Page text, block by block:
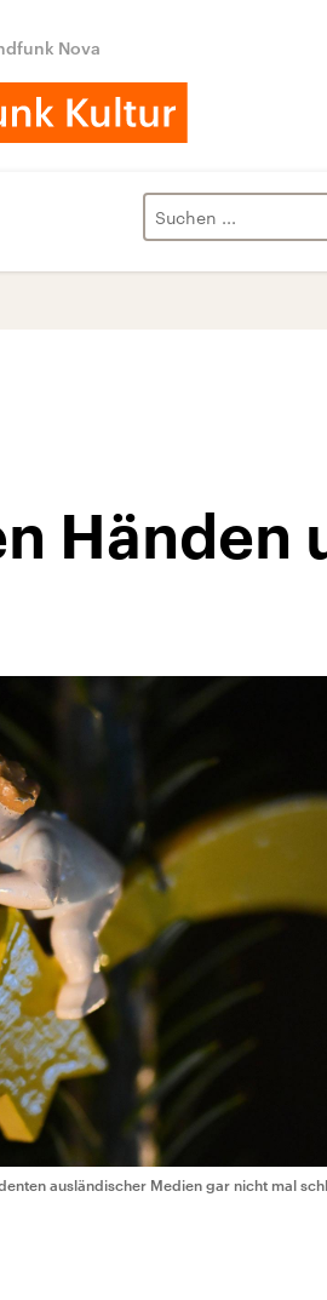
Nova
Händen
ausländischer Medien gar nicht mal